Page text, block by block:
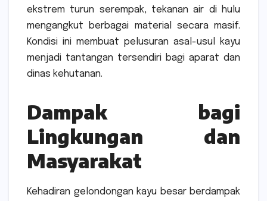
ekstrem turun serempak, tekanan air di hulu
mengangkut berbagai material secara masif.
Kondisi ini membuat pelusuran asal-usul kayu
menjadi tantangan tersendiri bagi aparat dan
dinas kehutanan.
Dampak bagi
Lingkungan dan
Masyarakat
Kehadiran gelondongan kayu besar berdampak